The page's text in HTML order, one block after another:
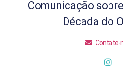
Comunicação
Década do
Contate-